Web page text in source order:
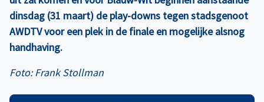
dinsdag (31 maart) de play-downs tegen stadsgenoot
AWDTV voor een plek in de finale en mogelijke alsnog
handhaving.
Foto: Frank Stollman